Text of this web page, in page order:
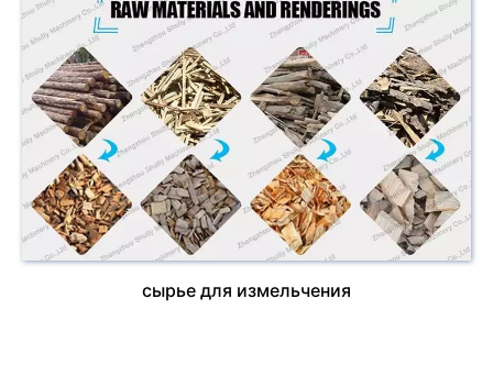
сырье для измельчения